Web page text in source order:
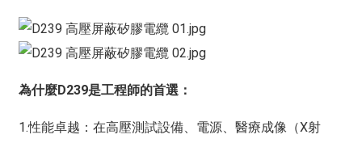
為什麼D239是工程師的首選：
1.性能卓越：在高壓測試設備、電源、醫療成像（X射